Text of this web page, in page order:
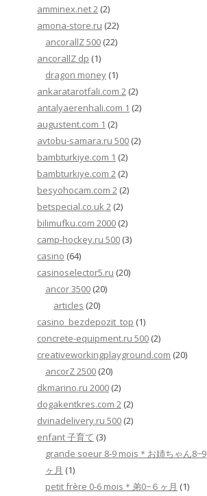
amminex.net 2 (2)
amona-store.ru (22)
ancorallZ 500 (22)
ancorallZ dp (1)
dragon money (1)
ankaratarotfali.com 2 (2)
antalyaerenhali.com 1 (2)
augustent.com 1 (2)
avtobu-samara.ru 500 (2)
bambturkiye.com 1 (2)
bambturkiye.com 2 (2)
besyohocam.com 2 (2)
betspecial.co.uk 2 (2)
bilimufku.com 2000 (2)
camp-hockey.ru 500 (3)
casino (64)
casinoselector5.ru (20)
ancor 3500 (20)
articles (20)
casino_bezdepozit_top (1)
concrete-equipment.ru 500 (2)
creativeworkingplayground.com (20)
ancorZ 2500 (20)
dkmarino.ru 2000 (2)
dogakentkres.com 2 (2)
dvinadelivery.ru 500 (2)
enfant 子育て (3)
grande soeur 8-9 mois＊お姉ちゃん8−9
ヶ月 (1)
petit frère 0-6 mois＊弟0−６ヶ月 (1)